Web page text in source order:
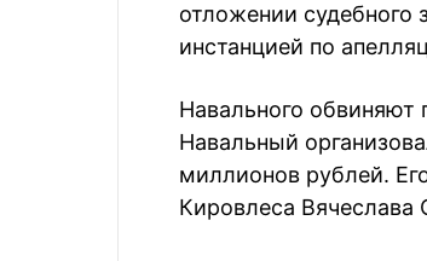
отложении
инстанцией по
Навального обвиняют
Навальный
миллионов рублей.
Кировлеса